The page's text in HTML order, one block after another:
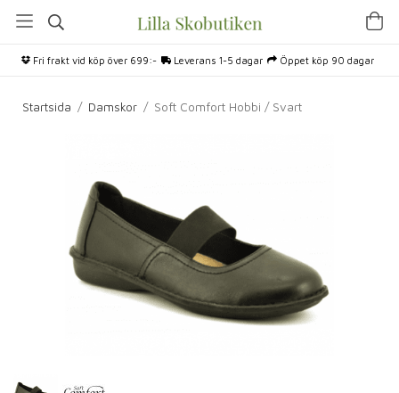
Fri frakt vid köp över 699:- Leverans 1-5 dagar Öppet köp 90 dagar
Startsida / Damskor / Soft Comfort Hobbi / Svart